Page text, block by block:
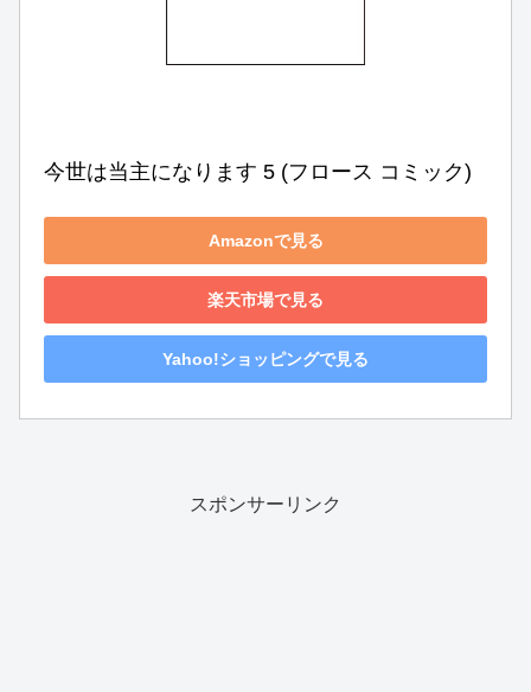
今世は当主になります 5 (フロース コミック)
Amazonで見る
楽天市場で見る
Yahoo!ショッピングで見る
スポンサーリンク